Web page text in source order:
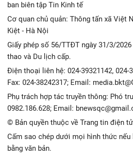
ban biên tập Tin Kinh tế
Cơ quan chủ quản: Thông tấn xã Việt
Kiệt - Hà Nội
Giấy phép số 56/TTĐT ngày 31/3/
thao và Du lịch cấp.
Điện thoại liên hệ: 024-39321142, 024-
Fax: 024-38242317; Email:
Phụ trách hợp tác truyền thông: Phó
0982.186.628; Email:
© Bản quyền thuộc về Trang tin điện
Cấm sao chép dưới mọi hình thức
bằng văn bản.